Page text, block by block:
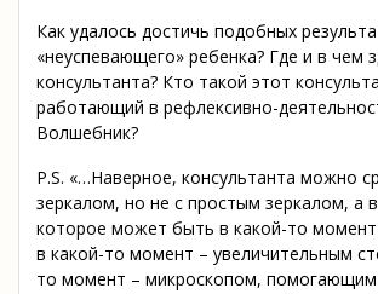
Как удалось достичь подобных
«неуспевающего» ребенка? Где и в чем
консультанта? Кто такой этот
работающий в рефлексивно-
Волшебник?
P.S. «…Наверное, консультанта можно
зеркалом, но не с простым зеркалом, а
которое может быть в какой-то
в какой-то момент – увеличительным
то момент – микроскопом, помогающим